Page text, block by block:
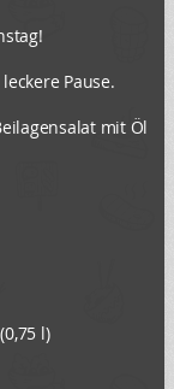
Pause.
mit Öl
l)